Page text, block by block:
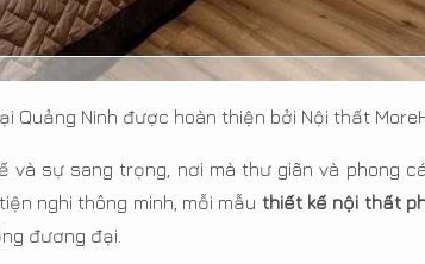
Quảng Ninh được hoàn thiện bởi Nội thất
sự sang trọng, nơi mà thư giãn và phong
nghi thông minh, mỗi mẫu thiết kế nội thất
đương đại.